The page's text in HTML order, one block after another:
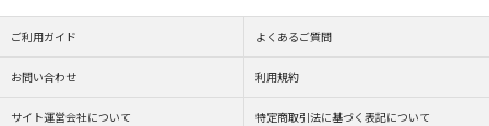
ご利用ガイド よくあるご質問
お問い合わせ 利用規約
サイト運営会社について 特定商取引法に基づく表記について